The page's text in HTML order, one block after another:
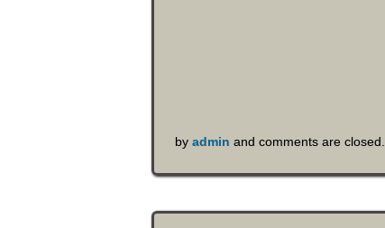
by admin and comments are closed.